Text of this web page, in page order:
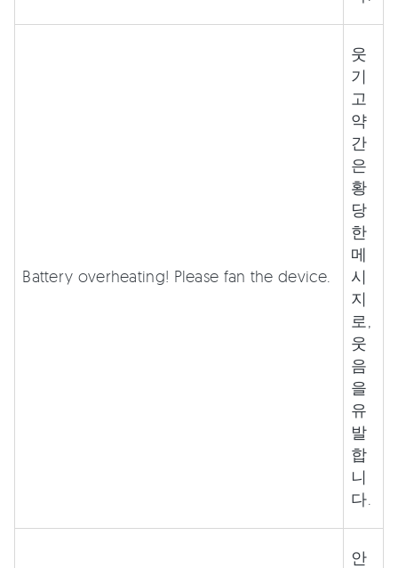
Battery overheating! Please fan the device.
웃
기
고
약
간
은
황
당
한
메
시
지
로,
웃
음
을
유
발
합
니
다.
안